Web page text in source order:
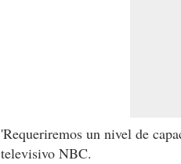
'Requeriremos un nivel de
televisivo NBC.